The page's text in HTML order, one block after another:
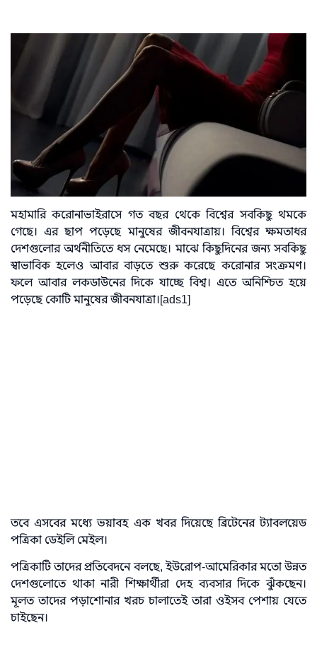
মহামারি করোনাভাইরাসে গত বছর থেকে বিশ্বের সবকিছু থমকে
গেছে। এর ছাপ পড়েছে মানুষের জীবনযাত্রায়। বিশ্বের ক্ষমতাধর
দেশগুলোর অর্থনীতিতে ধস নেমেছে। মাঝে কিছুদিনের জন্য সবকিছু
স্বাভাবিক হলেও আবার বাড়তে শুরু করেছে করোনার সংক্রমণ।
ফলে আবার লকডাউনের দিকে যাচ্ছে বিশ্ব। এতে অনিশ্চিত হয়ে
পড়েছে কোটি মানুষের জীবনযাত্রা।[ads1]
তবে এসবের মধ্যে ভয়াবহ এক খবর দিয়েছে ব্রিটেনের ট্যাবলয়েড
পত্রিকা ডেইলি মেইল।
পত্রিকাটি তাদের প্রতিবেদনে বলছে, ইউরোপ-আমেরিকার মতো উন্নত
দেশগুলোতে থাকা নারী শিক্ষার্থীরা দেহ ব্যবসার দিকে ঝুঁকছেন।
মূলত তাদের পড়াশোনার খরচ চালাতেই তারা ওইসব পেশায় যেতে
চাইছেন।